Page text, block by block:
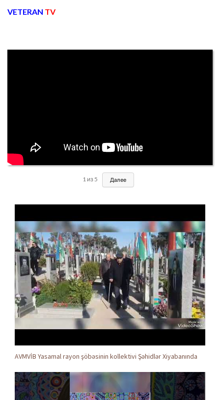
VETERAN TV
1 из5 Далее
AVMVİB Yasamal rayon şöbəsinin kollektivi Şəhidlər Xiyabanında